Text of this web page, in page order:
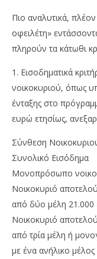
Πιο αναλυτικά,
οφειλέτη»
πληρούν τα κάτωθι
1. Εισοδηματικά
νοικοκυριού, όπως
ένταξης στο
ευρώ ετησίως,
Σύνθεση
Συνολικό Εισόδημα
Μονοπρόσωπο
Νοικοκυριό
από δύο μέλη 21.000
Νοικοκυριό
από τρία μέλη ή
με ένα ανήλικο